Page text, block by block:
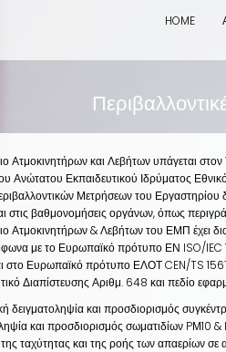
HOME
Ατμοκινητήρων και Λεβήτων υπάγεται
Ανώτατου Εκπαιδευτικού Ιδρύματος
Μετρήσεων του Εργαστηρίου
στις βαθμονομήσεις οργάνων, όπως
Ατμοκινητήρων & Λεβήτων του ΕΜΠ έχει
με το Ευρωπαϊκό πρότυπο ΕΝ ISO/IEC
στο Ευρωπαϊκό πρότυπο ΕΛΟΤCEN/TS
Διαπίστευσης Αριθμ. 648 και πεδίο
δειγματοληψία και προσδιορισμός
και προσδιορισμός σωματιδίων PΜ10 &
ταχύτητας και της ροής των απαερίων